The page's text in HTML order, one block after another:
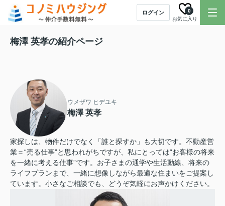
ログイン
お気に入り
0
梅澤 英孝の紹介ページ
ウメザワ ヒデユキ
梅澤 英孝
家探しは、物件だけでなく「誰と探すか」も大切です。不動産営
業＝“売る仕事”と思われがちですが、私にとっては“お客様の将来
を一緒に考える仕事”です。お子さまの通学や生活動線、将来の
ライフプランまで、一緒に想像しながら最適な住まいをご提案し
ています。小さなご相談でも、どうぞ気軽にお声かけください。